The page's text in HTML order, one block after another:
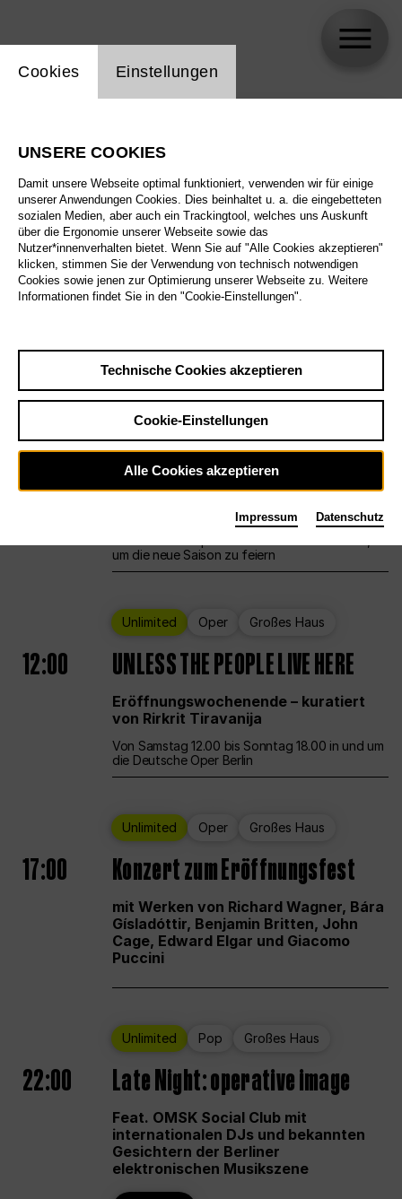
Alle Sparten
Alle Spielstätten
Alle Merkmale
Sa29.8.
Großes Haus
12:00 Eröffnungswochenende
um die neue Saison zu feiern
Unlimited Oper Großes Haus
12:00 UNLESS THE PEOPLE LIVE HERE
Eröffnungswochenende – kuratiert
von Rirkrit Tiravanija
Von Samstag 12.00 bis Sonntag 18.00 in und um
die Deutsche Oper Berlin
Unlimited Oper Großes Haus
17:00 Konzert zum Eröffnungsfest
mit Werken von Richard Wagner, Bára
Gísladóttir, Benjamin Britten, John
Cage, Edward Elgar und Giacomo
Puccini
Unlimited Pop Großes Haus
22:00 Late Night: operative image
Feat. OMSK Social Club mit
internationalen DJs und bekannten
Gesichtern der Berliner
elektronischen Musikszene
Einstellung Website Cookie
Cookies Einstellungen
UNSERE COOKIES
Damit unsere Webseite optimal funktioniert, verwenden wir für einige
unserer Anwendungen Cookies. Dies beinhaltet u. a. die eingebetteten
sozialen Medien, aber auch ein Trackingtool, welches uns Auskunft
über die Ergonomie unserer Webseite sowie das
Nutzer*innenverhalten bietet. Wenn Sie auf "Alle Cookies akzeptieren"
klicken, stimmen Sie der Verwendung von technisch notwendigen
Cookies sowie jenen zur Optimierung unserer Webseite zu. Weitere
Informationen findet Sie in den "Cookie-Einstellungen".
Technische Cookies akzeptieren
Cookie-Einstellungen
Alle Cookies akzeptieren
Impressum Datenschutz